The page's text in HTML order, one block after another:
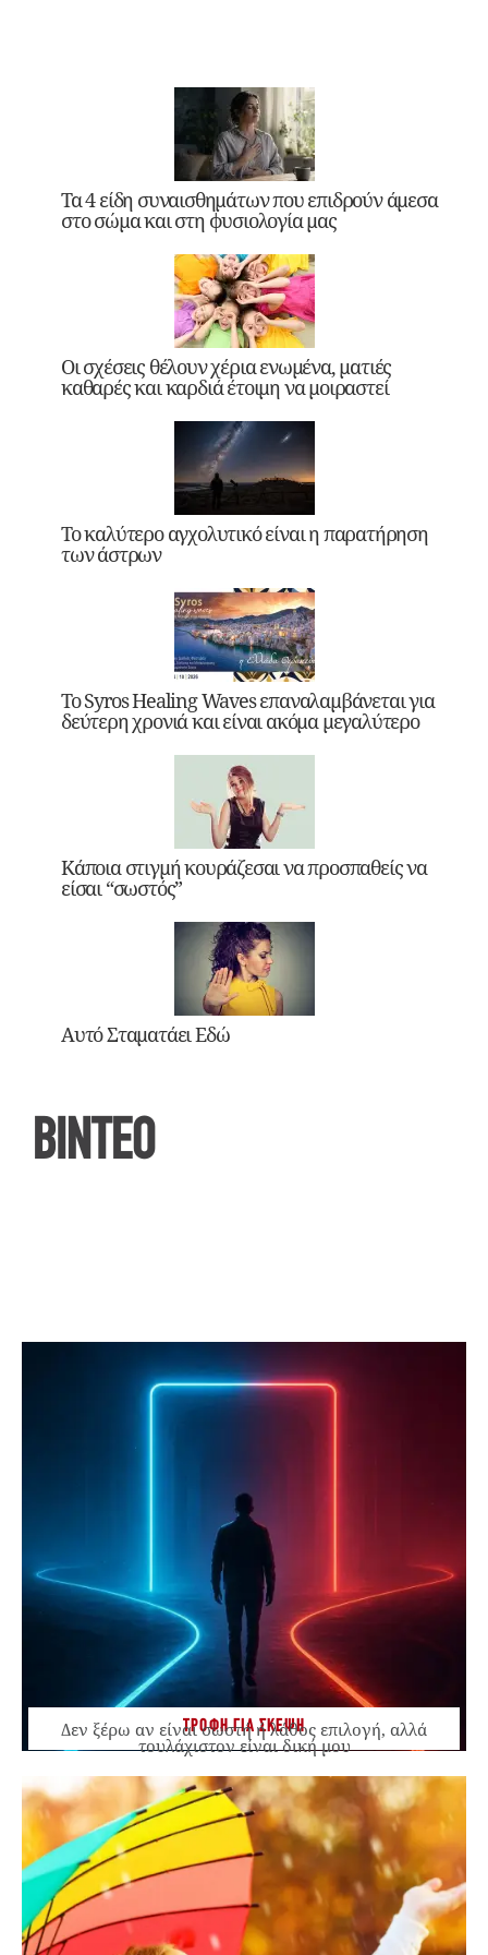
Τα 4 είδη συναισθημάτων που επιδρούν άμεσα
στο σώμα και στη φυσιολογία μας
Οι σχέσεις θέλουν χέρια ενωμένα, ματιές
καθαρές και καρδιά έτοιμη να μοιραστεί
Το καλύτερο αγχολυτικό είναι η παρατήρηση
των άστρων
Το Syros Healing Waves επαναλαμβάνεται για
δεύτερη χρονιά και είναι ακόμα μεγαλύτερο
Κάποια στιγμή κουράζεσαι να προσπαθείς να
είσαι “σωστός”
Αυτό Σταματάει Εδώ
ΒΙΝΤΕΟ
ΤΡΟΦΗ ΓΙΑ ΣΚΕΨΗ
Δεν ξέρω αν είναι σωστή ή λάθος επιλογή, αλλά
τουλάχιστον είναι δική μου